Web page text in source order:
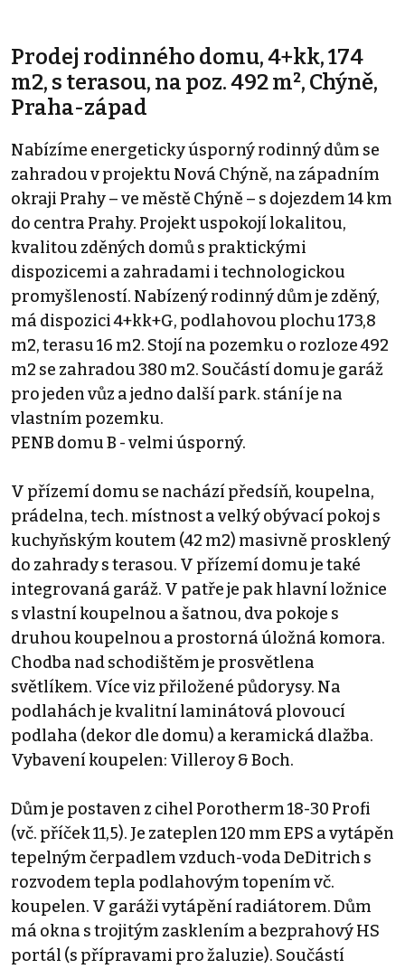
Prodej rodinného domu, 4+kk, 174
m2, s terasou, na poz. 492 m², Chýně,
Praha-západ
Nabízíme energeticky úsporný rodinný dům se
zahradou v projektu Nová Chýně, na západním
okraji Prahy – ve městě Chýně – s dojezdem 14 km
do centra Prahy. Projekt uspokojí lokalitou,
kvalitou zděných domů s praktickými
dispozicemi a zahradami i technologickou
promyšleností. Nabízený rodinný dům je zděný,
má dispozici 4+kk+G, podlahovou plochu 173,8
m2, terasu 16 m2. Stojí na pozemku o rozloze 492
m2 se zahradou 380 m2. Součástí domu je garáž
pro jeden vůz a jedno další park. stání je na
vlastním pozemku.
PENB domu B - velmi úsporný.
V přízemí domu se nachází předsíň, koupelna,
prádelna, tech. místnost a velký obývací pokoj s
kuchyňským koutem (42 m2) masivně prosklený
do zahrady s terasou. V přízemí domu je také
integrovaná garáž. V patře je pak hlavní ložnice
s vlastní koupelnou a šatnou, dva pokoje s
druhou koupelnou a prostorná úložná komora.
Chodba nad schodištěm je prosvětlena
světlíkem. Více viz přiložené půdorysy. Na
podlahách je kvalitní laminátová plovoucí
podlaha (dekor dle domu) a keramická dlažba.
Vybavení koupelen: Villeroy & Boch.
Dům je postaven z cihel Porotherm 18-30 Profi
(vč. příček 11,5). Je zateplen 120 mm EPS a vytápěn
tepelným čerpadlem vzduch-voda DeDitrich s
rozvodem tepla podlahovým topením vč.
koupelen. V garáži vytápění radiátorem. Dům
má okna s trojitým zasklením a bezprahový HS
portál (s přípravami pro žaluzie). Součástí